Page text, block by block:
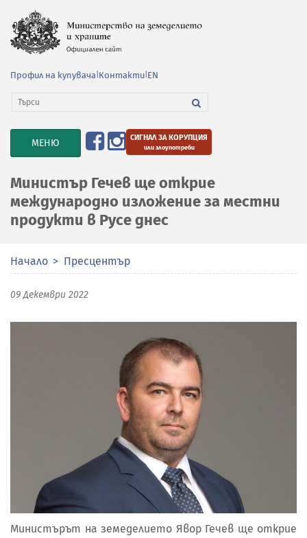
Профил на купувача Контакти EN
TOGGLE
NAVIGATION
МЕНЮ СИГНАЛ ЗА КОРУПЦИЯ
или злоупотреби
Министър Гечев ще открие
международно изложение за местни
продукти в Русе днес
Начало Пресцентър
09 Декември 2022
Министърът на земеделието Явор Гечев ще открие